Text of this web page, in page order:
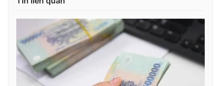
THỜI BÁO VTV